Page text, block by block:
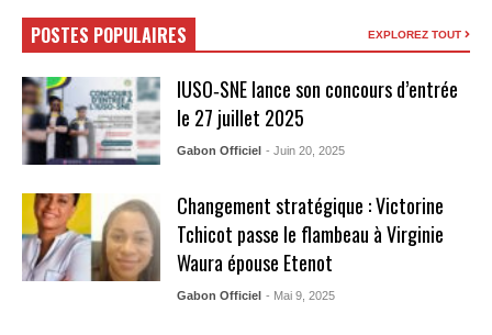
POSTES POPULAIRES EXPLOREZ TOUT
IUSO‑SNE lance son concours d’entrée
le 27 juillet 2025
Gabon Officiel - Juin 20, 2025
Changement stratégique : Victorine
Tchicot passe le flambeau à Virginie
Waura épouse Etenot
Gabon Officiel - Mai 9, 2025